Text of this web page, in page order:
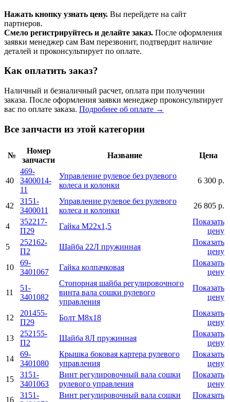
Нажать кнопку узнать цену. Вы перейдете на сайт
партнеров.
Смело регистрируйтесь и делайте заказ. После оформления
заявки менеджер сам Вам перезвонит, подтвердит наличие
деталей и проконсультирует по оплате.
Как оплатить заказ?
Наличный и безналичный расчет, оплата при получении
заказа. После оформления заявки менеджер проконсультирует
вас по оплате заказа. Подробнее об оплате →
Все запчасти из этой категории
№
Номер
запчасти
Название Цена
40
469-
3400014-
11
Управление рулевое без рулевого
колеса и колонки
6 300 р.
42
3151-
3400011
Управление рулевое без рулевого
колеса и колонки
26 805 р.
4
352217-
П29
Гайка М22х1,5
Показать
цену
5
252162-
П2
Шайба 22Л пружинная
Показать
цену
10
69-
3401067
Гайка колпачковая
Показать
цену
11
51-
3401082
Стопорная шайба регулировочного
винта вала сошки рулевого
управления
Показать
цену
12
201455-
П29
Болт М8х18
Показать
цену
13
252155-
П2
Шайба 8Л пружинная
Показать
цену
14
69-
3401080
Крышка боковая картера рулевого
управления
Показать
цену
15
3151-
3401063
Винт регулировочный вала сошки
рулевого управления
Показать
цену
16
3151-
Винт регулировочный вала сошки
Показать